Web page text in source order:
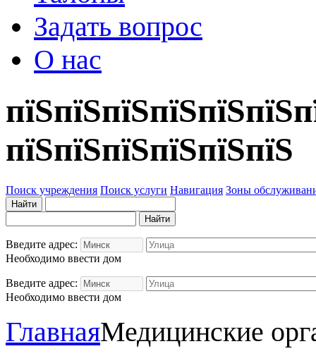
Задать вопрос
О нас
пїЅпїЅпїЅпїЅпїЅпїЅ
Поиск учреждения Поиск услуги Навигация Зоны
Введите адрес:
Необходимо ввести дом
Введите адрес:
Необходимо ввести дом
ГлавнаяМедицинские